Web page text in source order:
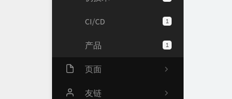
1
CI/CD
1
产品
页面
文章归档
友链